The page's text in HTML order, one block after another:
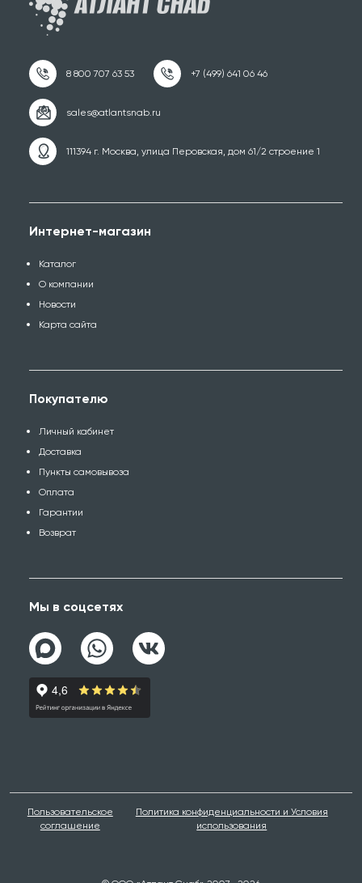
111394 г. Москва, улица Перовская, дом 61/2 строение 1
Интернет-магазин
Каталог
О компании
Новости
Карта сайта
Покупателю
Личный кабинет
Доставка
Пункты самовывоза
Оплата
Гарантии
Возврат
Мы в соцсетях
Пользовательское
соглашение
Политика конфиденциальности и Условия
использования